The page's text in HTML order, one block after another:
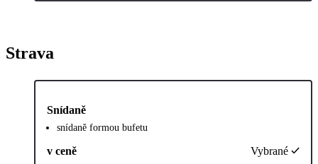
Strava
Snídaně
snídaně formou bufetu
v ceně Vybrané